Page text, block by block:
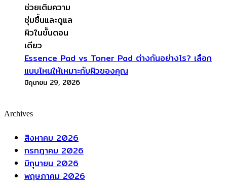
Essence Pad vs Toner Pad ต่างกันอย่างไร? เลือก
แบบไหนให้เหมาะกับผิวของคุณ
มิถุนายน 29, 2026
Archives
สิงหาคม 2026
กรกฎาคม 2026
มิถุนายน 2026
พฤษภาคม 2026